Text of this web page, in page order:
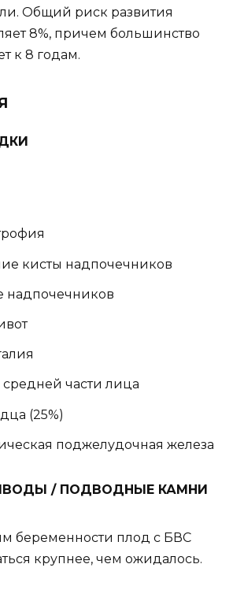
Общий риск развития
8%, причем большинство
к 8 годам.
кисты надпочечников
надпочечников
средней части лица
(25%)
поджелудочная железа
/ ПОДВОДНЫЕ КАМНИ
беременности плод с БВС
крупнее, чем ожидалось.